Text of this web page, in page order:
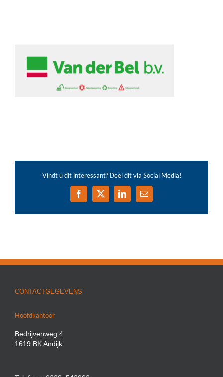
Vindt u dit interessant? Deel dit via Social Media!
Facebook
X LinkedIn
E-
CONTACTGEGEVENS
Hoofdkantoor
Bedrijvenweg 4
1619 BK Andijk